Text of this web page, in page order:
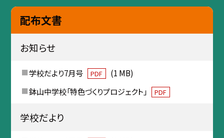
配布文書
お知らせ
学校だより7月号 PDF
(1 MB)
鉢山中学校「特色づくりプロジェクト」
PDF
学校だより